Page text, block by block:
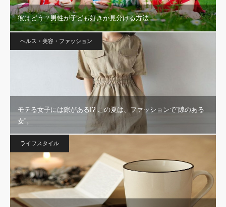
彼はどう？男性が子ども好きか見分ける方法
ヘルス・美容・ファッション
モテる女子には隙がある!? この夏は、ファッションで“隙のある
女”。
ライフスタイル